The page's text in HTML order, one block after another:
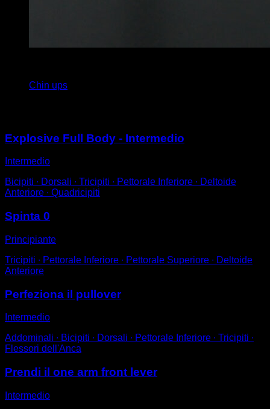
Chin ups
Explosive Full Body - Intermedio
Intermedio
Bicipiti ∙ Dorsali ∙ Tricipiti ∙ Pettorale Inferiore ∙ Deltoide
Anteriore ∙ Quadricipiti
Spinta 0
Principiante
Tricipiti ∙ Pettorale Inferiore ∙ Pettorale Superiore ∙ Deltoide
Anteriore
Perfeziona il pullover
Intermedio
Addominali ∙ Bicipiti ∙ Dorsali ∙ Pettorale Inferiore ∙ Tricipiti ∙
Flessori dell'Anca
Prendi il one arm front lever
Intermedio